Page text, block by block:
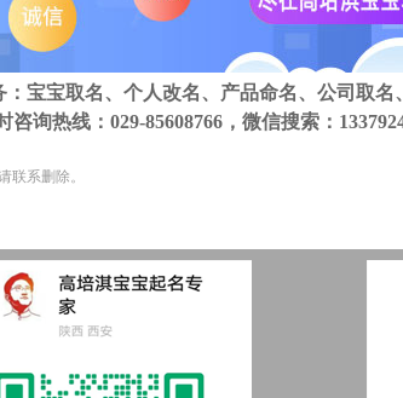
：宝宝取名、个人改名、产品命名、公司取
询热线：029-85608766，微信搜索：
联系删除。